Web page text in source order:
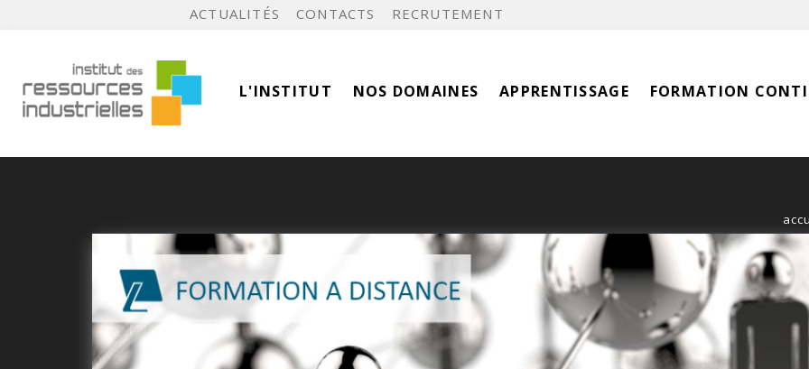
ACTUALITÉS CONTACTS RECRUTEMENT
L'INSTITUT NOS DOMAINES APPRENTISSAGE FORMATION